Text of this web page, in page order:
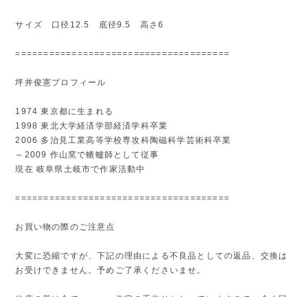
サイズ 口径12.5 底径9.5 高さ6
======================================
坪井俊憲プロフィール
1974 東京都に生まれる
1998 東北大学経済学部経済学科卒業
2006 多治見工業高等学校専攻科陶磁科学芸術科卒業
～2009 作山窯で轆轤師として従事
現在 岐阜県土岐市で作家活動中
======================================
お買い物の際のご注意点
大変に恐縮ですが、下記の理由による不良品としての返品、交換は
お受けできません。予めご了承くださいませ。